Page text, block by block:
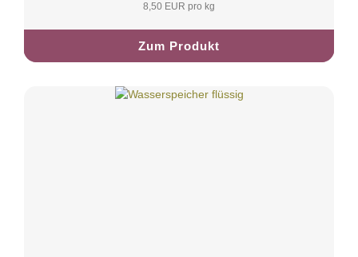
8,50 EUR pro kg
Zum Produkt